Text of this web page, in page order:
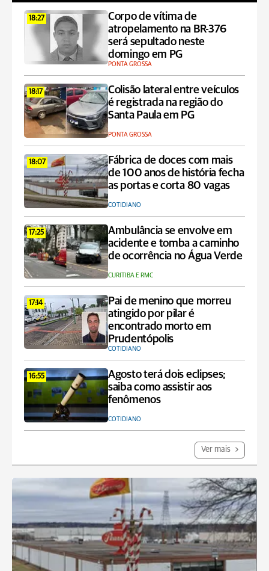
18:27
Corpo de vítima de
atropelamento na BR-376
será sepultado neste
domingo em PG
PONTA GROSSA
18:17
Colisão lateral entre veículos
é registrada na região do
Santa Paula em PG
PONTA GROSSA
18:07
Fábrica de doces com mais
de 100 anos de história fecha
as portas e corta 80 vagas
COTIDIANO
17:25
Ambulância se envolve em
acidente e tomba a caminho
de ocorrência no Água Verde
CURITIBA E RMC
17:14
Pai de menino que morreu
atingido por pilar é
encontrado morto em
Prudentópolis
COTIDIANO
16:55
Agosto terá dois eclipses;
saiba como assistir aos
fenômenos
COTIDIANO
Ver mais